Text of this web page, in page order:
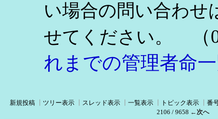
い場合の問い合わせ
せてください。
（
れまでの管理者命
新規投稿 ツリー表示 スレッド表示 一覧表示 トピック表示
番
2106 / 9658 ←次へ